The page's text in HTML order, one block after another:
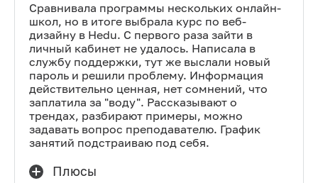
Сравнивала программы нескольких онлайн-
школ, но в итоге выбрала курс по веб-
дизайну в Hedu. С первого раза зайти в
личный кабинет не удалось. Написала в
службу поддержки, тут же выслали новый
пароль и решили проблему. Информация
действительно ценная, нет сомнений, что
заплатила за "воду". Рассказывают о
трендах, разбирают примеры, можно
задавать вопрос преподавателю. График
занятий подстраиваю под себя.
Плюсы